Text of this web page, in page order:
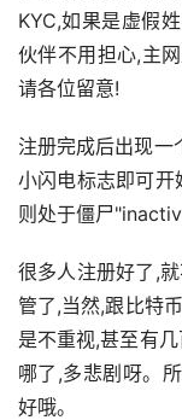
KYC,如果是虚假
伙伴不用担心,主
请各位留意!
注册完成后出现一
小闪电标志即可
则处于僵尸
很多人注册好了,
管了,当然,跟 比特币
是不重视,甚至有
哪了,多悲剧呀。
好哦。